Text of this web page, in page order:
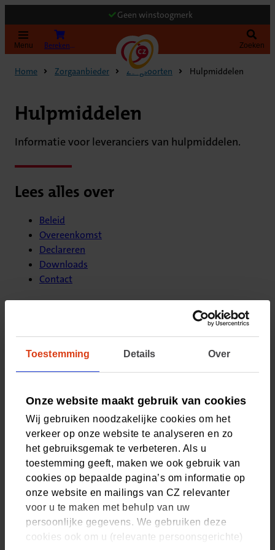
Toestemming Details Over
Onze website maakt gebruik van cookies
Wij gebruiken noodzakelijke cookies om het
verkeer op onze website te analyseren en zo
het gebruiksgemak te verbeteren. Als u
toestemming geeft, maken we ook gebruik van
cookies op bepaalde pagina’s om informatie op
onze website en mailings van CZ relevanter
voor u te maken met behulp van uw
persoonlijke gegevens. We gebruiken deze
cookies ook om u (relevante persoonsgerichte)
Geen winstoogmerk
Menu Bereken uw premie Zoeken
Home Zorgaanbieder Zorgsoorten Hulpmiddelen
Hulpmiddelen
Informatie voor leveranciers van hulpmiddelen.
Lees alles over
Beleid
Overeenkomst
Declareren
Downloads
Contact
Wijzigingen in uw praktijkgegevens doorgeven
Contact
Bel ons
Uw gegevens in Zorgvinder
Stuur uw vraag
(Opent in nieuw tabblad)